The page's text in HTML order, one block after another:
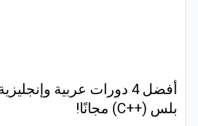
أفضل 4 دورات عربية
بلس (++C) مجانًا!